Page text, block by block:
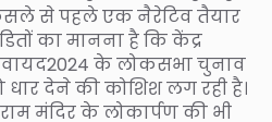
से पहले एक नैरेटिव तैयार
का मानना है कि केंद्र
के लोकसभा चुनाव
देने की कोशिश लग रही है।
मंदिर के लोकार्पण की भी